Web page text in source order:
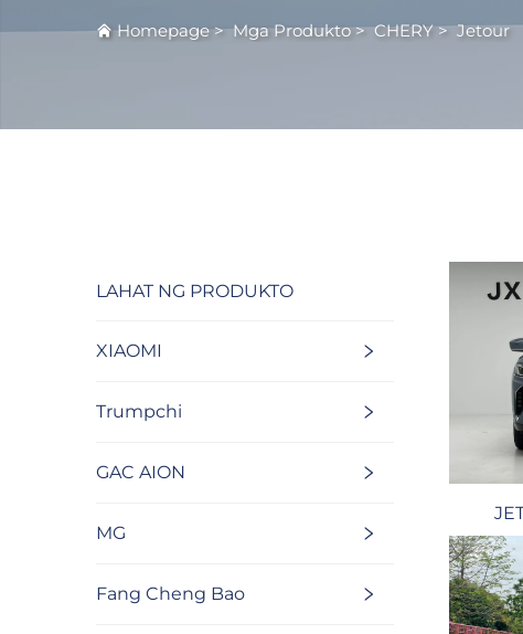
Homepage>Mga Produkto>CHERY>Jetour
LAHAT NG PRODUKTO
XIAOMI
Trumpchi
GAC AION
MG
Fang Cheng Bao